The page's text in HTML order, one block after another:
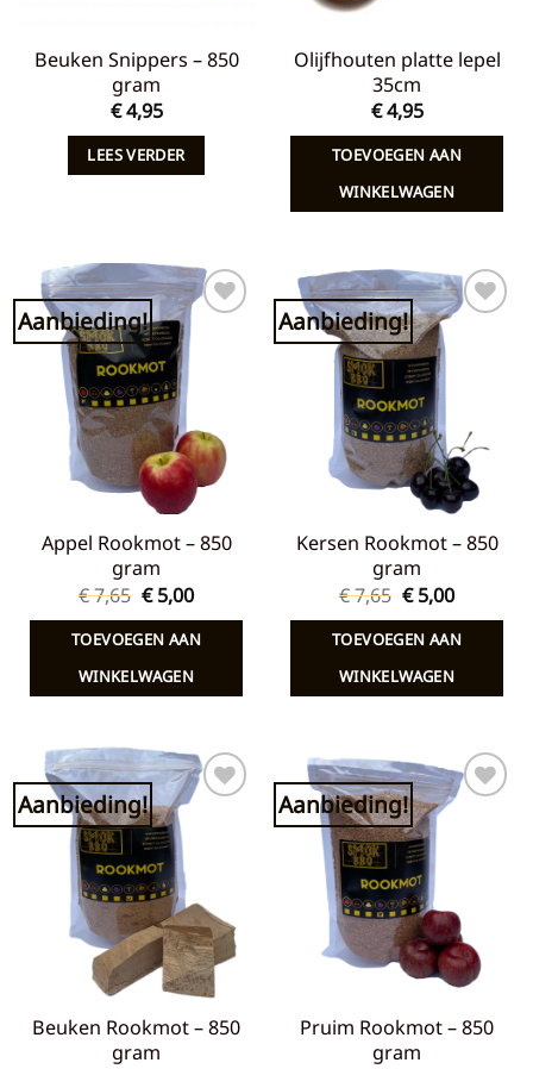
Beuken Snippers – 850
gram
€4,95
LEES VERDER
Olijfhouten platte lepel
35cm
€4,95
TOEVOEGEN AAN
WINKELWAGEN
Aanbieding! Toevoegen
aan
verlanglijst
Appel Rookmot – 850
gram
€7,65 Oorspronkelijke
prijs
was:
€ 7,65.
€5,00Huidige
is:
€ 5,00.
TOEVOEGEN AAN
WINKELWAGEN
Aanbieding! Toevoegen
aan
verlanglijst
Kersen Rookmot – 850
gram
€7,65
prijs
was:
€ 7,65.
€5,00Huidige
is:
€ 5,00.
TOEVOEGEN AAN
WINKELWAGEN
Aanbieding! Toevoegen
verlanglijst
Beuken Rookmot – 850
gram
Aanbieding! Toevoegen
verlanglijst
Pruim Rookmot – 850
gram